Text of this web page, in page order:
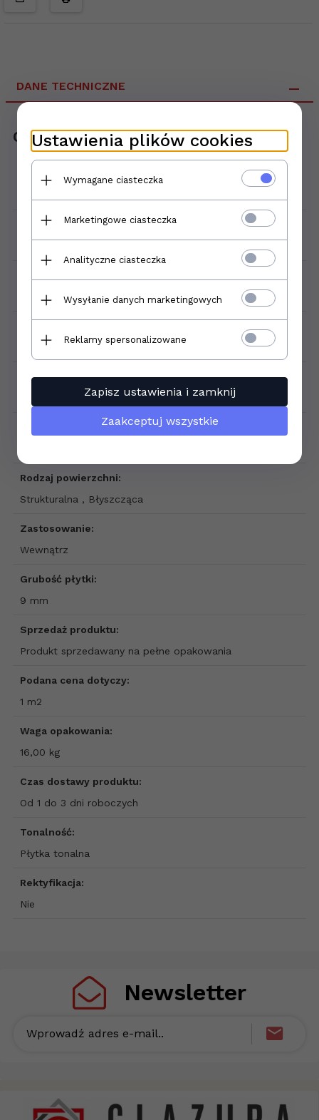
DANE TECHNICZNE
Opis produktu
Nazwa:
Format płytki:
Ilość sztuk w opakowaniu:
Ilość m2 w opakowaniu:
Rodzaj powierzchni:
Strukturalna , Błyszcząca
Zastosowanie:
Wewnątrz
Grubość płytki:
9 mm
Sprzedaż produktu:
Produkt sprzedawany na pełne opakowania
Podana cena dotyczy:
1 m2
Waga opakowania:
16,00 kg
Czas dostawy produktu:
Od 1 do 3 dni roboczych
Tonalność:
Płytka tonalna
Rektyfikacja:
Nie
Newsletter
Wprowadź adres e-mail..
Ustawienia plików cookies
Wymagane ciasteczka
Marketingowe ciasteczka
Analityczne ciasteczka
Wysyłanie danych marketingowych
Reklamy spersonalizowane
Zapisz ustawienia i zamknij
Zaakceptuj wszystkie